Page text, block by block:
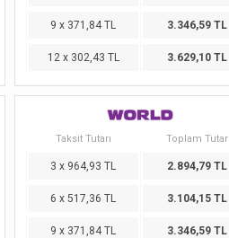
9 x 371,84 TL 3.346,59 TL
12 x 302,43 TL 3.629,10 TL
Taksit Tutarı Toplam Tutar
3 x 964,93 TL 2.894,79 TL
6 x 517,36 TL 3.104,15 TL
9 x 371,84 TL 3.346,59 TL